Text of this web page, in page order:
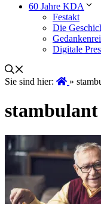
60 Jahre KDA
Festakt
Die
Digitale
Sie sind hier: »
stambulant